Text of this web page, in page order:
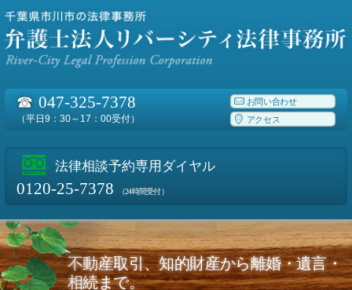
☎ 047-325-7378
（平日9：30～17：00受付）
お問い合わせ
アクセス
法律相談予約専用ダイヤル
0120-25-7378 （24時間受付）
不動産取引、知的財産から離婚・遺言・
相続まで。